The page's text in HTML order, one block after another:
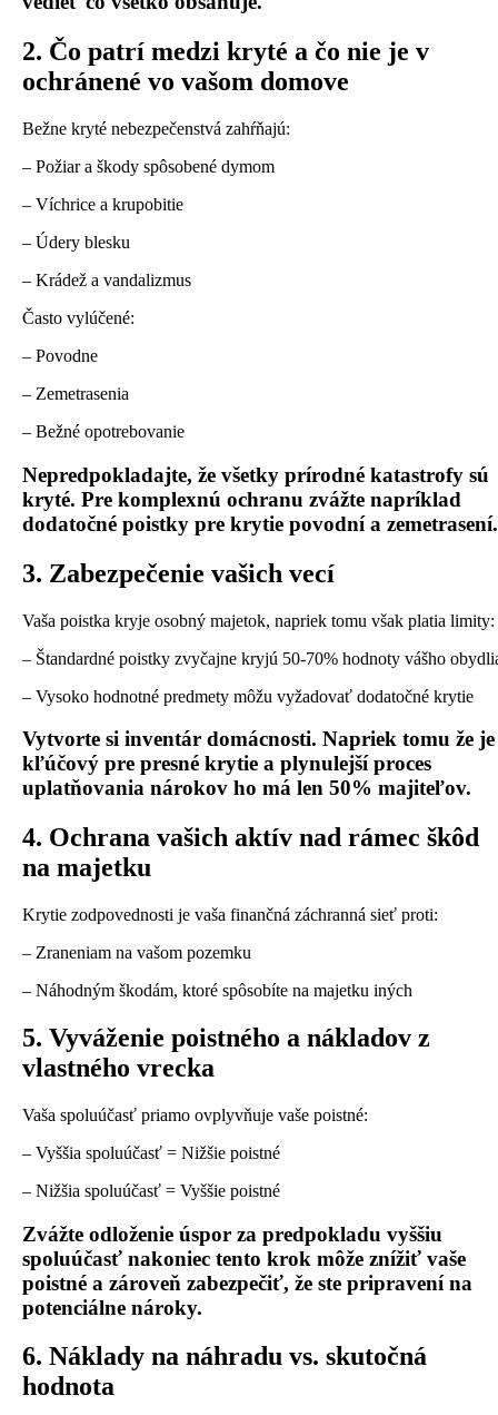
2. Čo patrí medzi kryté a čo nie je v
ochránené vo vašom domove
Bežne kryté nebezpečenstvá zahŕňajú:
– Požiar a škody spôsobené dymom
– Víchrice a krupobitie
– Údery blesku
– Krádež a vandalizmus
Často vylúčené:
– Povodne
– Zemetrasenia
– Bežné opotrebovanie
Nepredpokladajte, že všetky prírodné katastrofy sú
kryté. Pre komplexnú ochranu zvážte napríklad
dodatočné poistky pre krytie povodní a zemetrasení.
3. Zabezpečenie vašich vecí
Vaša poistka kryje osobný majetok, napriek tomu však platia limity:
– Štandardné poistky zvyčajne kryjú 50-70% hodnoty vášho
– Vysoko hodnotné predmety môžu vyžadovať dodatočné krytie
Vytvorte si inventár domácnosti. Napriek tomu že je
kľúčový pre presné krytie a plynulejší proces
uplatňovania nárokov ho má len 50% majiteľov.
4. Ochrana vašich aktív nad rámec škôd
na majetku
Krytie zodpovednosti je vaša finančná záchranná sieť proti:
– Zraneniam na vašom pozemku
– Náhodným škodám, ktoré spôsobíte na majetku iných
5. Vyváženie poistného a nákladov z
vlastného vrecka
Vaša spoluúčasť priamo ovplyvňuje vaše poistné:
– Vyššia spoluúčasť = Nižšie poistné
– Nižšia spoluúčasť = Vyššie poistné
Zvážte odloženie úspor za predpokladu vyššiu
spoluúčasť nakoniec tento krok môže znížiť vaše
poistné a zároveň zabezpečiť, že ste pripravení na
potenciálne nároky.
6. Náklady na náhradu vs. skutočná
hodnota